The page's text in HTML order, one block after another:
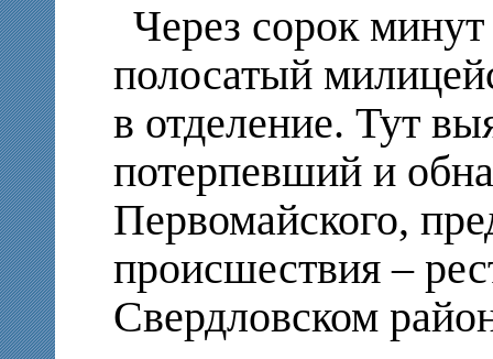
Через сорок
полосатый
в отделение. Тут
потерпевший и
Первомайского,
происшествия –
Свердловском